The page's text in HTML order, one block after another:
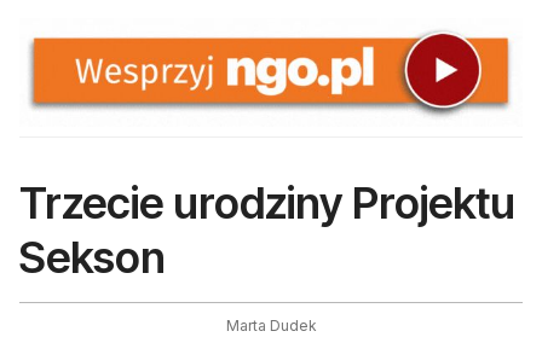
Trzecie urodziny Projektu
Sekson
Marta Dudek